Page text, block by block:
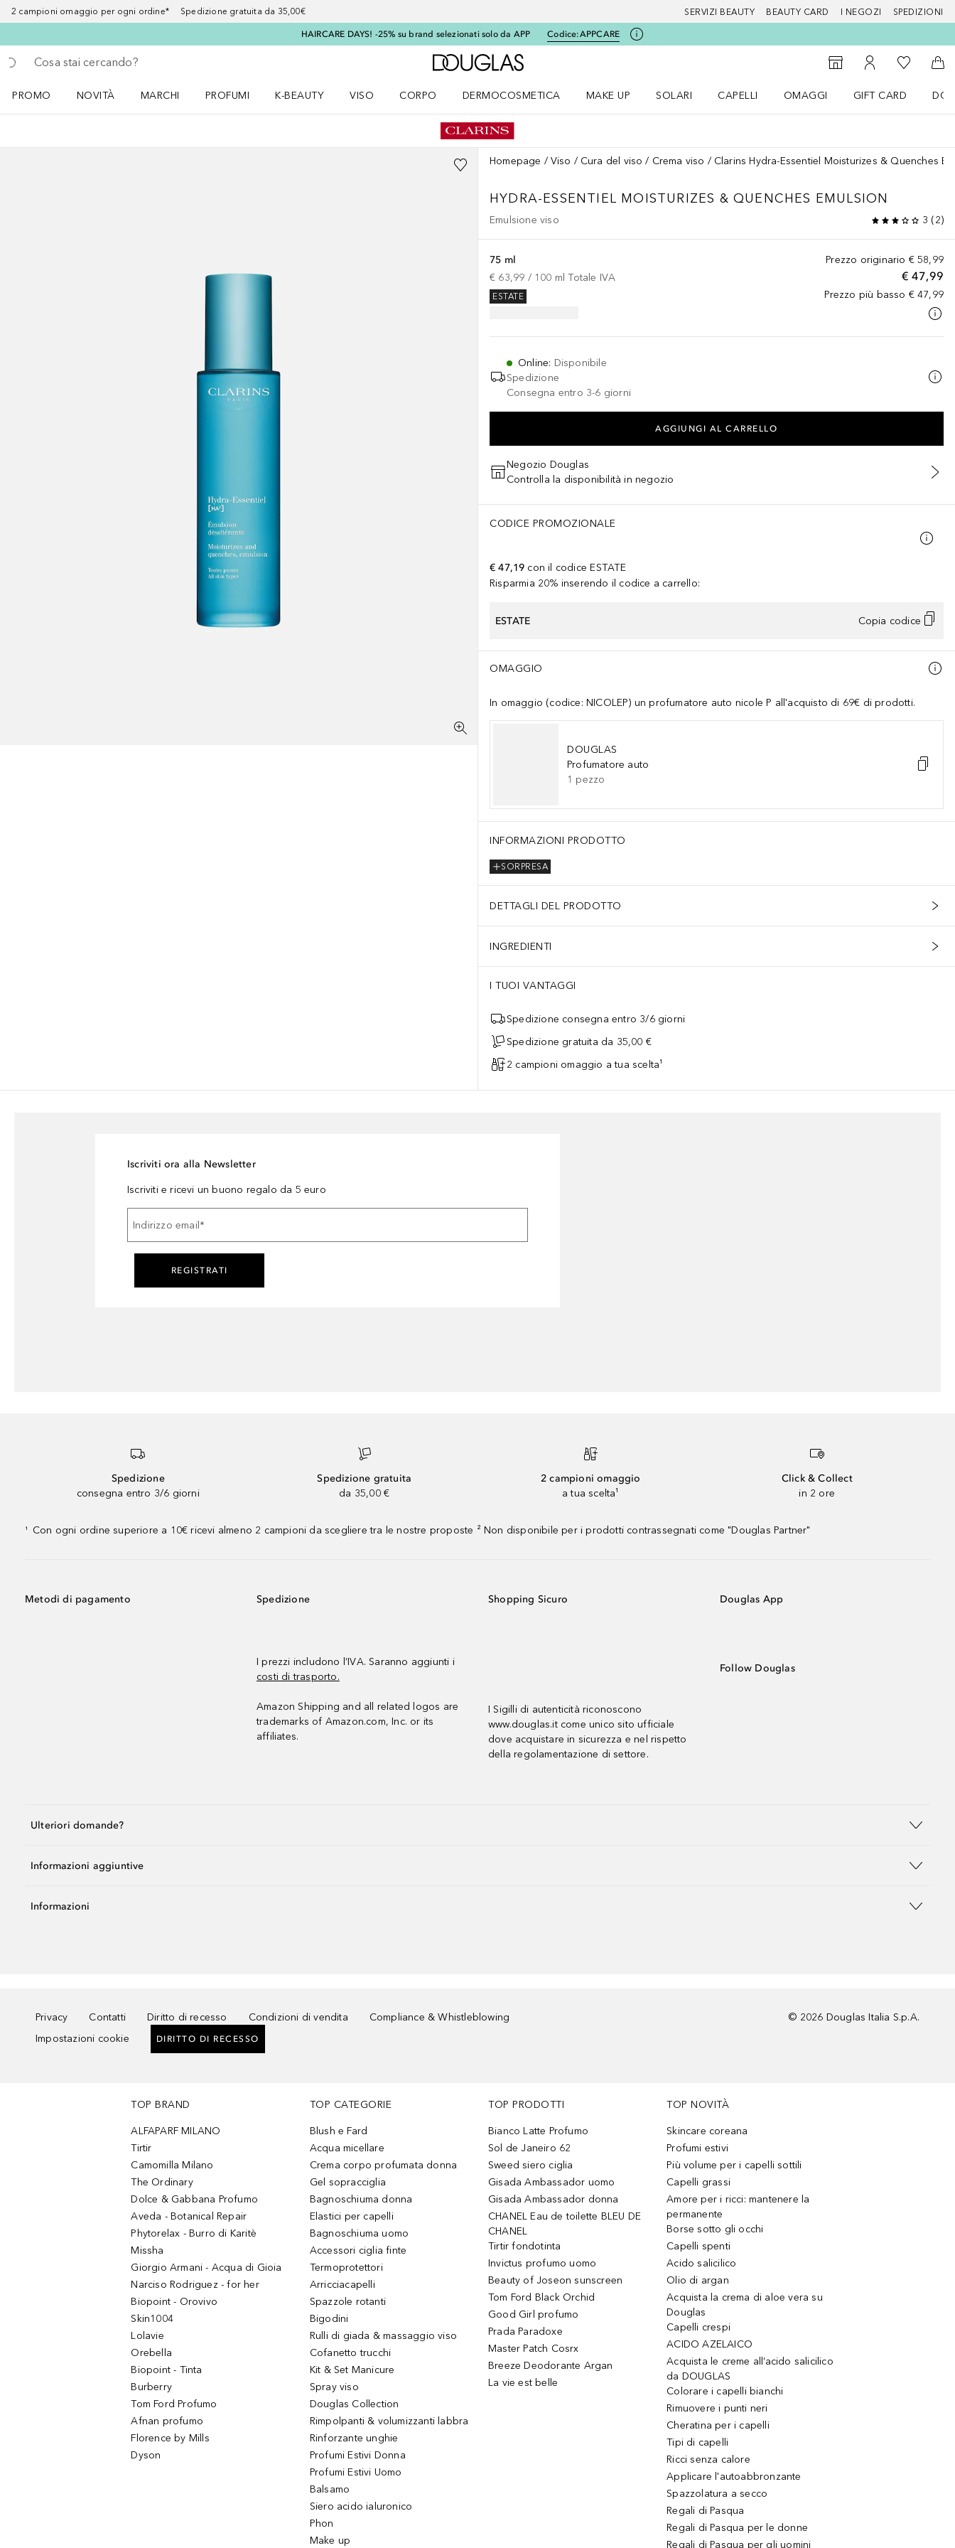
2 campioni omaggio per ogni ordine* Spedizione gratuita da 35,00€ SERVIZI BEAUTY BEAUTY CARD I NEGOZI SPEDIZIONI
HAIRCARE DAYS! -25% su brand selezionati solo da APP Codice:APPCARE
Torna indietro
Esegui ricerca
A Douglas Home
StorefinderAl Mio Account
Alla Mia
Al
PROMO
NOVITÀ
MARCHI
PROFUMI
K-BEAUTY
VISO
CORPO
DERMOCOSMETICA
MAKE UP
SOLARI
CAPELLI
OMAGGI
GIFT CARD
Homepage Viso Cura del viso Crema viso Clarins Hydra-Essentiel Moisturizes & Quenches
HYDRA-ESSENTIEL MOISTURIZES & QUENCHES EMULSION
Emulsione viso 3 (2)
Prezzo originario € 58,99
€ 47,99
Prezzo più basso € 47,99
75 ml
€ 63,99 / 100 ml Totale IVA
ESTATE
Online: Disponibile
Spedizione
Consegna entro 3-6 giorni
AGGIUNGI AL CARRELLO
Negozio Douglas
Controlla la disponibilità in negozio
CODICE PROMOZIONALE
€ 47,19 con il codice ESTATE
Risparmia 20% inserendo il codice a carrello:
ESTATE Copia codice
OMAGGIO
In omaggio (codice: NICOLEP) un profumatore auto nicole P all'acquisto di 69€ di prodotti.
DOUGLAS
Profumatore auto
1 pezzo
INFORMAZIONI PRODOTTO
SORPRESA
DETTAGLI DEL PRODOTTO
INGREDIENTI
I TUOI VANTAGGI
Spedizione consegna entro 3/6 giorni
Spedizione gratuita da 35,00 €
2 campioni omaggio a tua scelta¹
Iscriviti ora alla Newsletter
Iscriviti e ricevi un buono regalo da 5 euro
Indirizzo email *
REGISTRATI
Spedizione
consegna entro 3/6 giorni
Spedizione gratuita
da 35,00 €
2 campioni omaggio
a tua scelta¹
Click & Collect
in 2 ore
¹ Con ogni ordine superiore a 10€ ricevi almeno 2 campioni da scegliere tra le nostre proposte ² Non disponibile per i prodotti contrassegnati come "Douglas Partner"
Metodi di pagamento Spedizione
I prezzi includono l’IVA. Saranno aggiunti i
costi di trasporto.
Amazon Shipping and all related logos are
trademarks of Amazon.com, Inc. or its
affiliates.
Shopping Sicuro
I Sigilli di autenticità riconoscono
www.douglas.it come unico sito ufficiale
dove acquistare in sicurezza e nel rispetto
della regolamentazione di settore.
Douglas App
Follow Douglas
Ulteriori domande?
Informazioni aggiuntive
Informazioni
Privacy Contatti Diritto di recesso Condizioni di vendita
Compliance & Whistleblowing
Impostazioni cookie
DIRITTO DI RECESSO
© 2026 Douglas Italia S.p.A.
TOP BRAND
ALFAPARF MILANO
Tirtir
Camomilla Milano
The Ordinary
Dolce & Gabbana Profumo
Aveda - Botanical Repair
Phytorelax - Burro di Karitè
Missha
Giorgio Armani - Acqua di Gioia
Narciso Rodriguez - for her
Biopoint - Orovivo
Skin1004
Lolavie
Orebella
Biopoint - Tinta
Burberry
Tom Ford Profumo
Afnan profumo
Florence by Mills
Dyson
TOP CATEGORIE
Blush e Fard
Acqua micellare
Crema corpo profumata donna
Gel sopracciglia
Bagnoschiuma donna
Elastici per capelli
Bagnoschiuma uomo
Accessori ciglia finte
Termoprotettori
Arricciacapelli
Spazzole rotanti
Bigodini
Rulli di giada & massaggio viso
Cofanetto trucchi
Kit & Set Manicure
Spray viso
Douglas Collection
Rimpolpanti & volumizzanti labbra
Rinforzante unghie
Profumi Estivi Donna
Profumi Estivi Uomo
Balsamo
Siero acido ialuronico
Phon
Make up
TOP PRODOTTI
Bianco Latte Profumo
Sol de Janeiro 62
Sweed siero ciglia
Gisada Ambassador uomo
Gisada Ambassador donna
CHANEL Eau de toilette BLEU DE
CHANEL
Tirtir fondotinta
Invictus profumo uomo
Beauty of Joseon sunscreen
Tom Ford Black Orchid
Good Girl profumo
Prada Paradoxe
Master Patch Cosrx
Breeze Deodorante Argan
La vie est belle
TOP NOVITÀ
Skincare coreana
Profumi estivi
Più volume per i capelli sottili
Capelli grassi
Amore per i ricci: mantenere la
permanente
Borse sotto gli occhi
Capelli spenti
Acido salicilico
Olio di argan
Acquista la crema di aloe vera su
Douglas
Capelli crespi
ACIDO AZELAICO
Acquista le creme all’acido salicilico
da DOUGLAS
Colorare i capelli bianchi
Rimuovere i punti neri
Cheratina per i capelli
Tipi di capelli
Ricci senza calore
Applicare l'autoabbronzante
Spazzolatura a secco
Regali di Pasqua
Regali di Pasqua per le donne
Regali di Pasqua per gli uomini